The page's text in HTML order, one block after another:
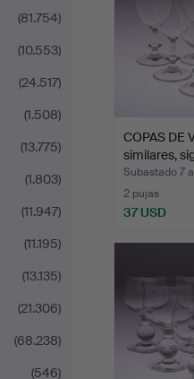
(81.754)
(10.553)
(24.517)
(1.508)
(13.775)
(1.803)
(11.947)
(11.195)
(13.135)
(21.306)
(68.238)
(546)
COPAS DE
similares,
Subastado 7
2 pujas
37 USD